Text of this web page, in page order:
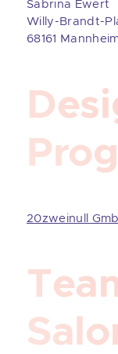
Sabrina Ewert
Willy-Brandt-
68161
20zweinull